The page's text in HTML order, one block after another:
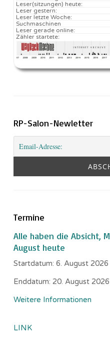
Leser(sitzungen) heute:
Leser gestern:
Leser letzte Woche:
Suchmaschinen
Leser gerade online:
Zähler startete:
RP-Salon-Newletter
Termine
Alle haben die Absicht,
August heute
Startdatum: 6. August 2026
Enddatum: 20. August 2026
Weitere Informationen
LINK